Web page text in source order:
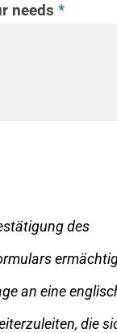
needs *
des
an eine
die